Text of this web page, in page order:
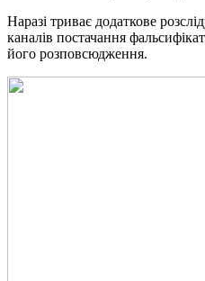
Наразі триває додаткове
каналів постачання
його розповсюдження.